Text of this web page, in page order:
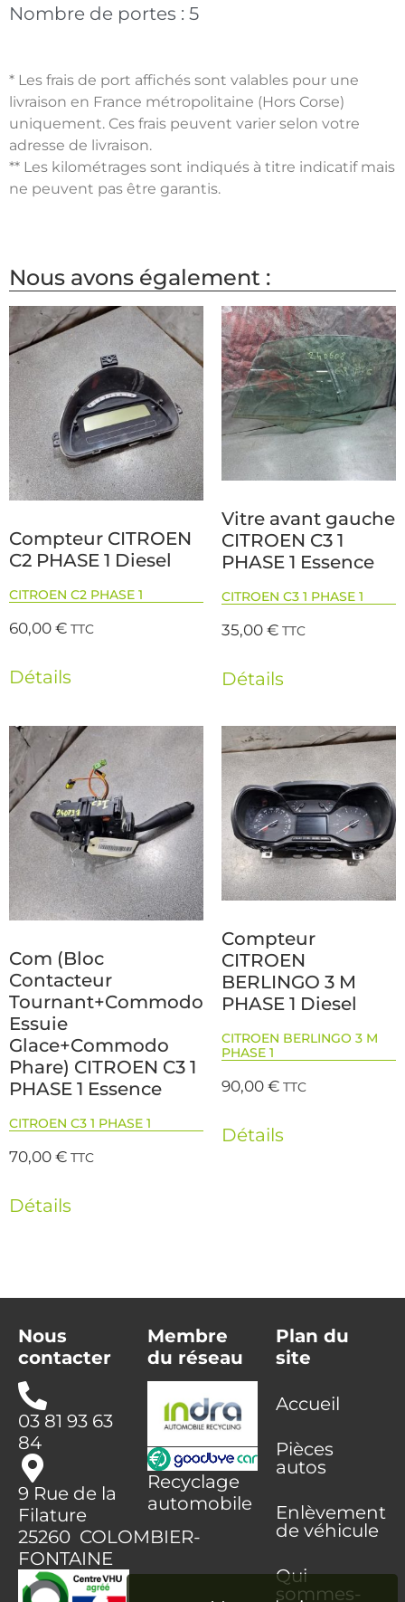
Nombre de portes : 5
* Les frais de port affichés sont valables pour une
livraison en France métropolitaine (Hors Corse)
uniquement. Ces frais peuvent varier selon votre
adresse de livraison.
** Les kilométrages sont indiqués à titre indicatif mais
ne peuvent pas être garantis.
Nous avons également :
Compteur CITROEN
C2 PHASE 1 Diesel
CITROEN C2 PHASE 1
60,00€ TTC
Détails
Vitre avant gauche
CITROEN C3 1
PHASE 1 Essence
CITROEN C3 1 PHASE 1
35,00€ TTC
Détails
Com (Bloc
Contacteur
Tournant+Commodo
Essuie
Glace+Commodo
Phare) CITROEN C3 1
PHASE 1 Essence
CITROEN C3 1 PHASE 1
70,00€ TTC
Détails
Compteur
CITROEN
BERLINGO 3 M
PHASE 1 Diesel
CITROEN BERLINGO 3 M
PHASE 1
90,00€ TTC
Détails
Nous
contacter
03 81 93 63
84
9 Rue de la
Filature
25260 COLOMBIER-
FONTAINE
Membre
du réseau
Recyclage
automobile
Plan du
site
Accueil
Pièces
autos
Enlèvement
de véhicule
Qui
sommes-